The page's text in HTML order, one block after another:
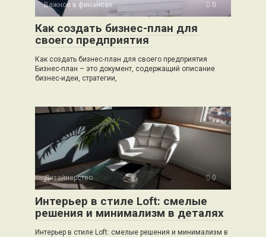
Важное в финансах 0
Как создать бизнес-план для
своего предприятия
Как создать бизнес-план для своего предприятия
Бизнес-план – это документ, содержащий описание
бизнес-идеи, стратегии,
Дизайнерство 0
Интерьер в стиле Loft: смелые
решения и минимализм в деталях
Интерьер в стиле Loft: смелые решения и минимализм в